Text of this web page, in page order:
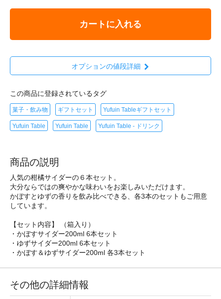
カートに入れる
オプションの値段詳細
この商品に登録されているタグ
菓子・飲み物 ギフトセット Yufuin Tableギフトセット
Yufuin Table Yufuin Table Yufuin Table - ドリンク
商品の説明
人気の柑橘サイダーの６本セット。
大分ならではの爽やかな味わいをお楽しみいただけます。
かぼすとゆずの香りを飲み比べできる、各3本のセットもご用意
しています。
【セット内容】 （箱入り）
・かぼすサイダー200ml 6本セット
・ゆずサイダー200ml 6本セット
・かぼす＆ゆずサイダー200ml 各3本セット
その他の詳細情報